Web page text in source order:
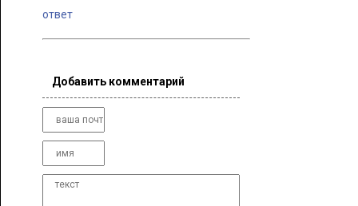
ответ
Добавить комментарий